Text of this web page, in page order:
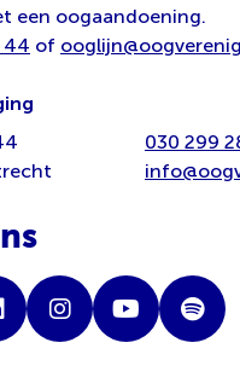
een oogaandoening.
44 of
030 299